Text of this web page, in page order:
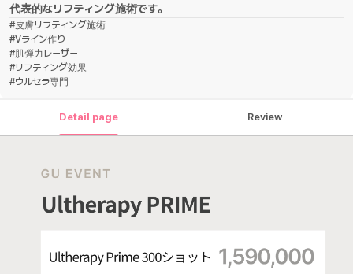
代表的なリフティング施術です。
#皮膚リフティング施術
#Vライン作り
#肌弾力レーザー
#リフティング効果
#ウルセラ専門
Detail page Review